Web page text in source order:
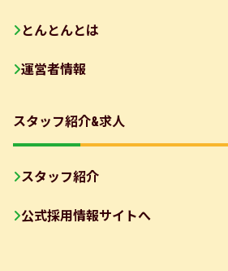
とんとんとは
運営者情報
スタッフ紹介&求人
スタッフ紹介
公式採用情報サイトへ